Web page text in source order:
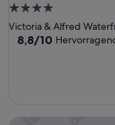
4.0-
Sterne-
Unterkunft
Victoria & Alfred
8.8
8,8/10